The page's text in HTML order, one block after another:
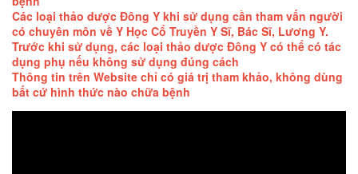
Các loại thảo dược Đông Y khi sử dụng cần tham vấn người
có chuyên môn về Y Học Cổ Truyền Y Sĩ, Bác Sĩ, Lương Y.
Trước khi sử dụng, các loại thảo dược Đông Y có thể có tác
dụng phụ nếu không sử dụng đúng cách
Thông tin trên Website chỉ có giá trị tham khảo, không dùng
bất cứ hình thức nào chữa bệnh